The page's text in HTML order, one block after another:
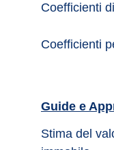
Coefficienti
Coefficienti
Stima del